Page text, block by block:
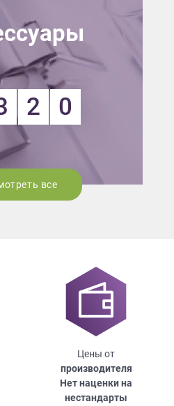
2 0
все
Цены от
производителя
Нет наценки на
нестандарты